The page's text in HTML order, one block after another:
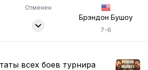
Отменен
Брэндон Бушоу
7-6
всех боев турнира